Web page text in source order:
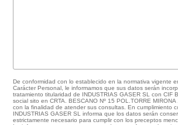
De conformidad con lo establecido en la normativa vigente
Carácter Personal, le informamos que sus datos serán
tratamiento titularidad de INDUSTRIAS GASER SL con CIF
social sito en CRTA. BESCANO Nº 15 POL.TORRE MIRONA
con la finalidad de atender sus consultas. En cumplimiento
INDUSTRIAS GASER SL informa que los datos serán
estrictamente necesario para cumplir con los preceptos